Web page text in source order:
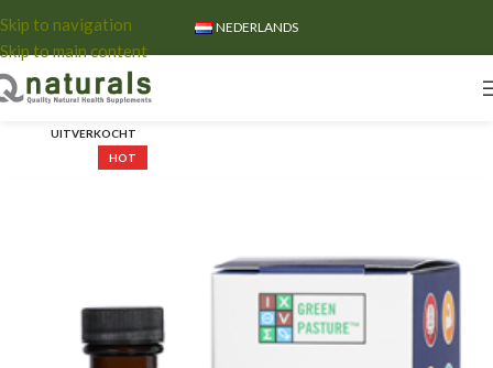
Skip to navigation
Skip to main content
NEDERLANDS
UITVERKOCHT
HOT